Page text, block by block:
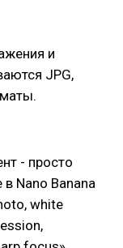
и
JPG,
- просто
Nano Banana
white